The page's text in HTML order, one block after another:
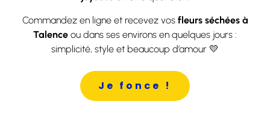
Commandez en ligne et recevez vos fleurs séchées à
Talence ou dans ses environs en quelques jours :
simplicité, style et beaucoup d’amour 💛
Je fonce !